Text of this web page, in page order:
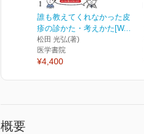
誰も教えてくれなかった皮
疹の診かた・考えかた[W...
松田 光弘(著)
医学書院
¥4,400
概要